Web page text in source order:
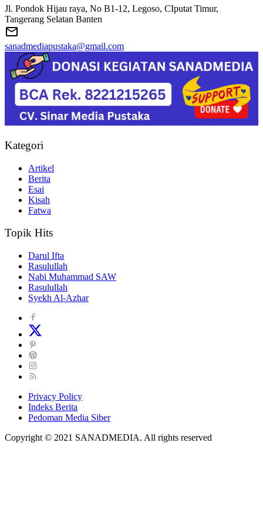
Jl. Pondok Hijau raya, No B1-12, Legoso, CIputat Timur,
Tangerang Selatan Banten
sanadmediapustaka@gmail.com
Kategori
Artikel
Berita
Esai
Kisah
Fatwa
Topik Hits
Darul Ifta
Rasulullah
Nabi Muhammad SAW
Rasulullah
Syekh Al-Azhar
Privacy Policy
Indeks Berita
Pedoman Media Siber
Copyright © 2021 SANADMEDIA. All rights reserved